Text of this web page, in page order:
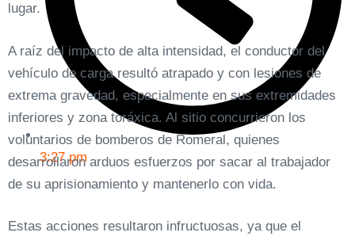
3:27 pm
lugar.
A raíz del impacto de alta intensidad, el conductor del
vehículo de carga resultó atrapado y con lesiones de
extrema gravedad, especialmente en sus extremidades
inferiores y zona toráxica. Al sitio concurrieron los
voluntarios de bomberos de Romeral, quienes
desarrollaron arduos esfuerzos por sacar al trabajador
de su aprisionamiento y mantenerlo con vida.
Estas acciones resultaron infructuosas, ya que el